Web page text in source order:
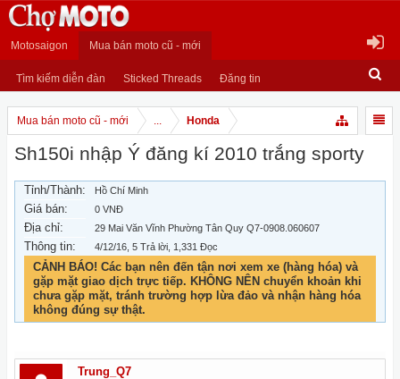
Motosaigon Mua bán moto cũ - mới
Tìm kiếm diễn đàn Sticked Threads Đăng tin
Mua bán moto cũ - mới ... Honda
Sh150i nhập Ý đăng kí 2010 trắng sporty
Tỉnh/Thành: Hồ Chí Minh
Giá bán: 0 VNĐ
Địa chỉ: 29 Mai Văn Vĩnh Phường Tân Quy Q7-0908.060607
Thông tin: 4/12/16 , 5 Trả lời, 1,331 Đọc
CẢNH BÁO! Các bạn nên đến tận nơi xem xe (hàng hóa) và
gặp mặt giao dịch trực tiếp. KHÔNG NÊN chuyển khoản khi
chưa gặp mặt, tránh trường hợp lừa đảo và nhận hàng hóa
không đúng sự thật.
Trung_Q7